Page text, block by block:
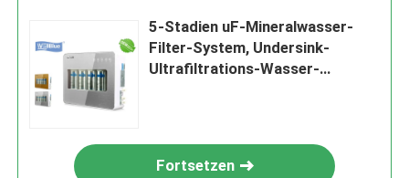
5-Stadien uF-Mineralwasser-
Filter-System, Undersink-
Ultrafiltrations-Wasser-
Fortsetzen